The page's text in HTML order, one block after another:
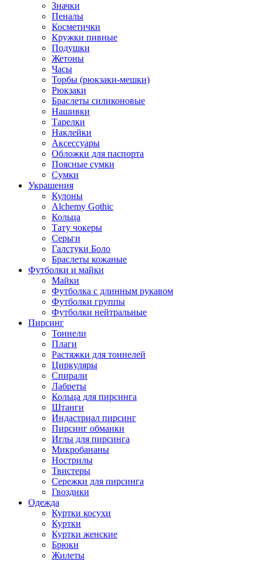
Значки
Пеналы
Косметички
Кружки пивные
Подушки
Жетоны
Часы
Торбы (рюкзаки-мешки)
Рюкзаки
Браслеты силиконовые
Нашивки
Тарелки
Наклейки
Аксессуары
Обложки для паспорта
Поясные сумки
Сумки
Украшения
Кулоны
Alchemy Gothic
Кольца
Тату чокеры
Серьги
Галстуки Боло
Браслеты кожаные
Футболки и майки
Майки
Футболка с длинным рукавом
Футболки группы
Футболки нейтральные
Пирсинг
Тоннели
Плаги
Растяжки для тоннелей
Циркуляры
Спирали
Лабреты
Кольца для пирсинга
Штанги
Индастриал пирсинг
Пирсинг обманки
Иглы для пирсинга
Микробананы
Нострилы
Твистеры
Сережки для пирсинга
Гвоздики
Одежда
Куртки косухи
Куртки
Куртки женские
Брюки
Жилеты